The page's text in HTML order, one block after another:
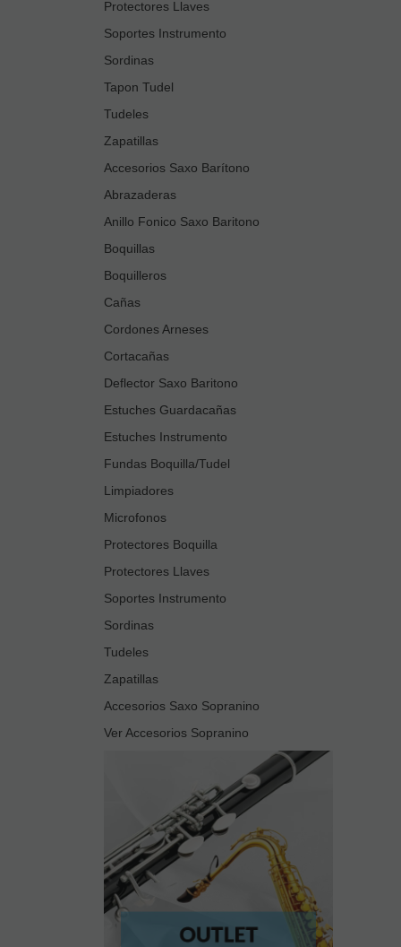
Protectores Llaves
Soportes Instrumento
Sordinas
Tapon Tudel
Tudeles
Zapatillas
Accesorios Saxo Barítono
Abrazaderas
Anillo Fonico Saxo Baritono
Boquillas
Boquilleros
Cañas
Cordones Arneses
Cortacañas
Deflector Saxo Baritono
Estuches Guardacañas
Estuches Instrumento
Fundas Boquilla/Tudel
Limpiadores
Microfonos
Protectores Boquilla
Protectores Llaves
Soportes Instrumento
Sordinas
Tudeles
Zapatillas
Accesorios Saxo Sopranino
Ver Accesorios Sopranino